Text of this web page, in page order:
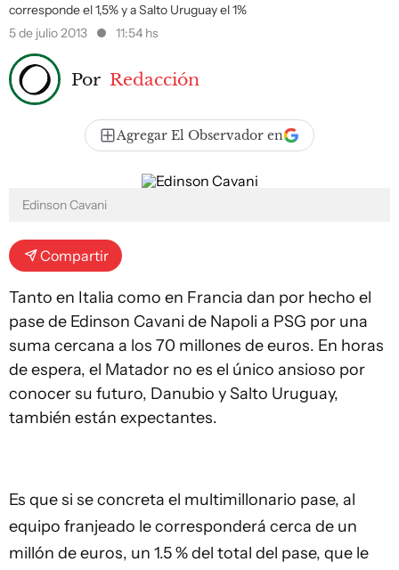
corresponde el 1,5% y a Salto Uruguay el 1%
5 de julio 2013
11:54 hs
Por Redacción
Agregar El Observador en
Edinson Cavani
Compartir
Tanto en Italia como en Francia dan por hecho el
pase de Edinson Cavani de Napoli a PSG por una
suma cercana a los 70 millones de euros. En horas
de espera, el Matador no es el único ansioso por
conocer su futuro, Danubio y Salto Uruguay,
también están expectantes.
Es que si se concreta el multimillonario pase, al
equipo franjeado le corresponderá cerca de un
millón de euros, un 1.5 % del total del pase, que le